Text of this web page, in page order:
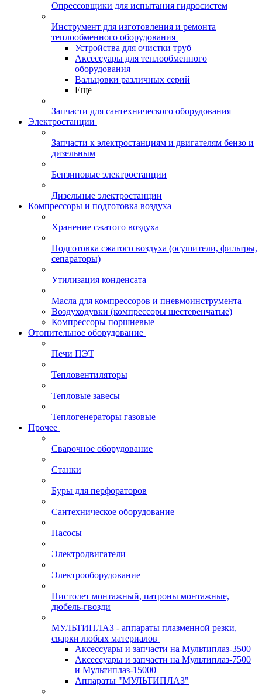
Опрессовщики для испытания гидросистем
Инструмент для изготовления и ремонта
теплообменного оборудования
Устройства для очистки труб
Аксессуары для теплообменного
оборудования
Вальцовки различных серий
Еще
Запчасти для сантехнического оборудования
Электростанции
Запчасти к электростанциям и двигателям бензо и
дизельным
Бензиновые электростанции
Дизельные электростанции
Компрессоры и подготовка воздуха
Хранение сжатого воздуха
Подготовка сжатого воздуха (осушители, фильтры,
сепараторы)
Утилизация конденсата
Масла для компрессоров и пневмоинструмента
Воздуходувки (компрессоры шестеренчатые)
Компрессоры поршневые
Отопительное оборудование
Печи ПЭТ
Тепловентиляторы
Тепловые завесы
Теплогенераторы газовые
Прочее
Сварочное оборудование
Станки
Буры для перфораторов
Сантехническое оборудование
Насосы
Электродвигатели
Электрооборудование
Пистолет монтажный, патроны монтажные,
дюбель-гвозди
МУЛЬТИПЛАЗ - аппараты плазменной резки,
сварки любых материалов
Аксессуары и запчасти на Мультиплаз-3500
Аксессуары и запчасти на Мультиплаз-7500
и Мультиплаз-15000
Аппараты "МУЛЬТИПЛАЗ"